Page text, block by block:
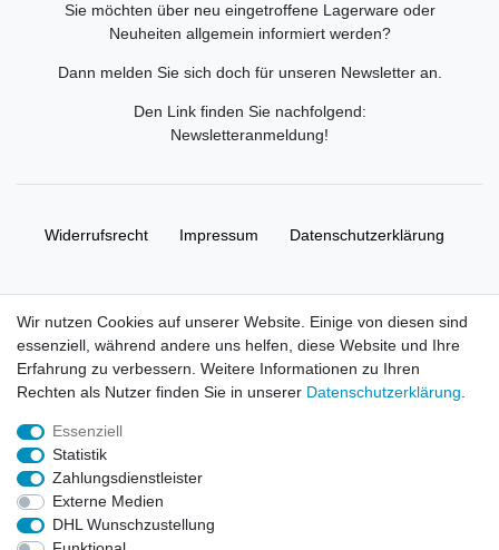
Sie möchten über neu eingetroffene Lagerware oder
Neuheiten allgemein informiert werden?
Dann melden Sie sich doch für unseren Newsletter an.
Den Link finden Sie nachfolgend:
Newsletteranmeldung!
Widerrufs­recht Impressum Daten­schutz­erklärung
© Copyright 2026 | Alle Rechte vorbehalten. HL-
Handelsgesellschaft mbH.
Alle Markennamen, Warenzeichen sowie sämtliche Produktbilder
und Beschreibungen sind Eigentum Ihrer rechtmäßigen
Eigentümer und dienen hier nur der Beschreibung.
Preise nur für registrierte Händler, ansonsten zeigt der Shop 0,00
Wir nutzen Cookies auf unserer Website. Einige von diesen sind
essenziell, während andere uns helfen, diese Website und Ihre
Erfahrung zu verbessern. Weitere Informationen zu Ihren
Rechten als Nutzer finden Sie in unserer Daten­schutz­erklärung
Essenziell
Statistik
Zahlungsdienstleister
Externe Medien
DHL Wunschzustellung